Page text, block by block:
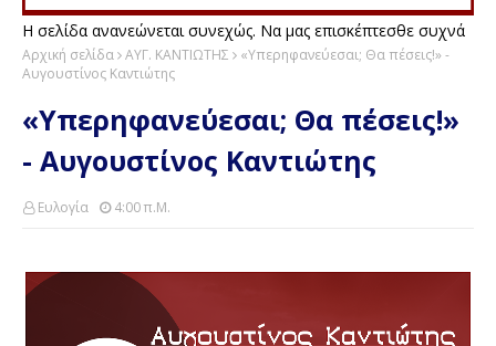
Η σελίδα ανανεώνεται συνεχώς. Να μας επισκέπτεσθε συχνά
Αρχική σελίδα ΑΥΓ. ΚΑΝΤΙΩΤΗΣ
«Υπερηφανεύεσαι; Θα πέσεις!» -
Αυγουστίνος Καντιώτης
«Υπερηφανεύεσαι; Θα πέσεις!»
- Αυγουστίνος Καντιώτης
Ευλογία 4:00 Π.μ.